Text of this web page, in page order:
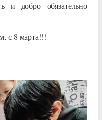
и добро обязательно
с 8 марта!!!